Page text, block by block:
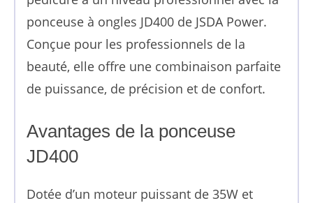
Inclus
ponceuse à ongles JD400 de JSDA Power.
Conçue pour les professionnels de la
beauté, elle offre une combinaison parfaite
de puissance, de précision et de confort.
Avantages de la ponceuse
JD400
Dotée d’un moteur puissant de 35W et